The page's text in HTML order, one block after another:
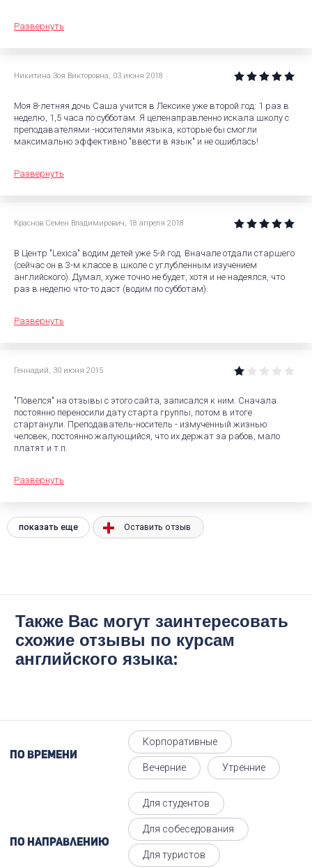
Развернуть
Никитина Зоя Викторовна, 03 июня 2018
Моя 8-летняя дочь Саша учится в Лексике уже второй год: 1 раз в
неделю, 1,5 часа по субботам. Я целенаправленно искала школу с
преподавателями -носителями языка, которые бы смогли
максимально эффективно "ввести в язык" и не ошиблась!
Развернуть
Краснов Семен Владимирович, 18 апреля 2018
В Центр "Lexica" водим детей уже 5-й год. Вначале отдали старшего
(сейчас он в 3-м классе в школе с углубленным изучением
английского). Думал, хуже точно не будет, хотя и не надеялся, что
раз в неделю что-то даст (водим по субботам).
Развернуть
Геннадий, 30 июня 2015
"Повелся" на отзывы с этого сайта, записался к ним. Сначала
постоянно переносили дату старта группы, потом в итоге
стартанули. Преподаватель-носитель - измученный жизнью
человек, постоянно жалующийся, что их держат за рабов, мало
платят и т.п.
Развернуть
показать еще Оставить отзыв
Также Вас могут заинтересовать
схожие отзывы по курсам
английского языка:
По времени
Корпоративные
Вечерние Утренние
По направлению
Для студентов
Для собеседования
Для туристов